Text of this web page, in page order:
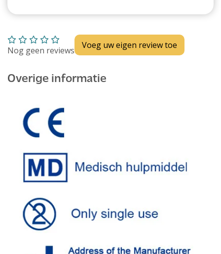
Nog geen reviews Voeg uw eigen review toe
Overige informatie